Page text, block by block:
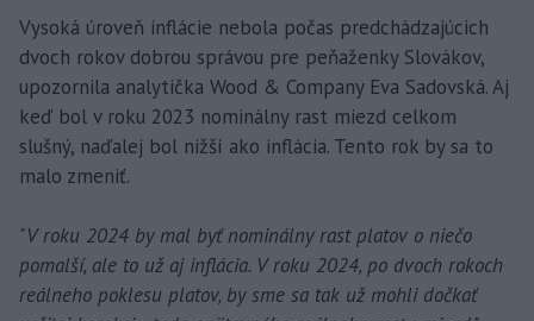
Vysoká úroveň inflácie nebola počas predchádzajúcich
dvoch rokov dobrou správou pre peňaženky Slovákov,
upozornila analytička Wood & Company Eva Sadovská. Aj
keď bol v roku 2023 nominálny rast miezd celkom
slušný, naďalej bol nižší ako inflácia. Tento rok by sa to
malo zmeniť.
"V roku 2024 by mal byť nominálny rast platov o niečo
pomalší, ale to už aj inflácia. V roku 2024, po dvoch rokoch
reálneho poklesu platov, by sme sa tak už mohli dočkať